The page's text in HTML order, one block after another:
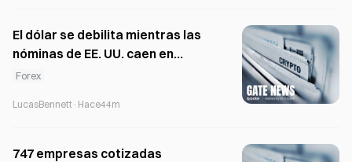
El dólar se debilita mientras las
nóminas de EE. UU. caen en
23.000 y Japón señala una
Forex
LucasBennett · Hace44m
747 empresas cotizadas